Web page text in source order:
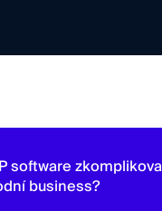
software
business?